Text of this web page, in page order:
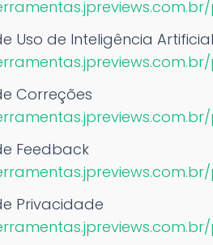
Uso de Inteligência Artificial
Correções
Feedback
Privacidade